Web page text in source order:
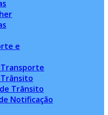
e
Trânsito
Notificação